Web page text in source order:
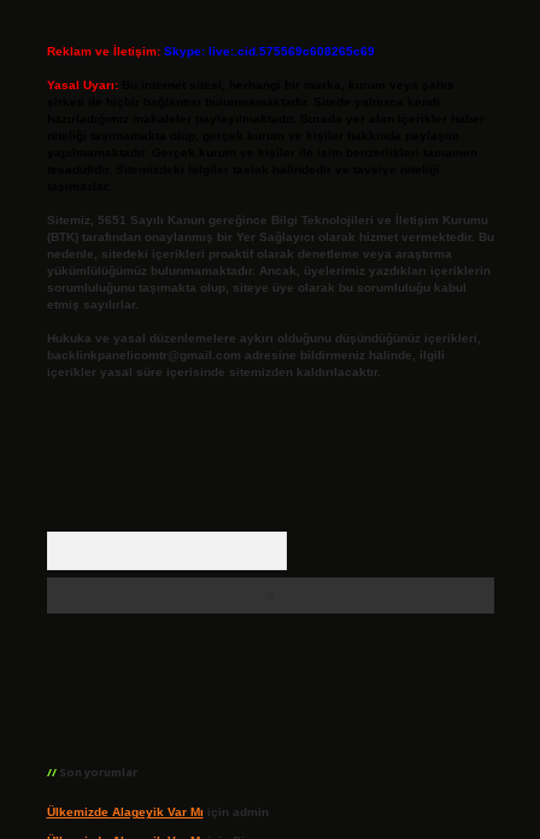
Reklam ve İletişim: Skype: live:.cid.575569c608265c69
Yasal Uyarı:
Sitemiz, 5651 Sayılı Kanun gereğince Bilgi Teknolojileri ve İletişim Kurumu
(BTK) tarafından onaylanmış bir Yer Sağlayıcı olarak hizmet vermektedir. Bu
nedenle, sitedeki içerikleri proaktif olarak denetleme veya araştırma
yükümlülüğümüz bulunmamaktadır. Ancak, üyelerimiz yazdıkları içeriklerin
sorumluluğunu taşımakta olup, siteye üye olarak bu sorumluluğu kabul
etmiş sayılırlar.
Hukuka ve yasal düzenlemelere aykırı olduğunu düşündüğünüz içerikleri,
backlinkpanelicomtr@gmail.com adresine bildirmeniz halinde, ilgili
içerikler yasal süre içerisinde sitemizden kaldırılacaktır.
Son yorumlar
Ülkemizde Alageyik Var Mı için admin